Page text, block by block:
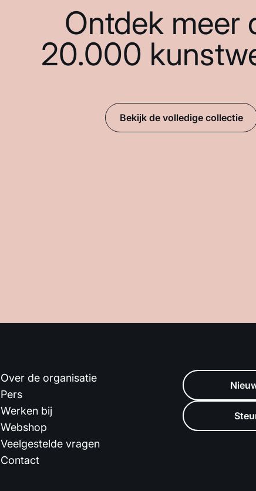
Ontdek meer
20.000
Bekijk de volledige collectie
Over de organisatie
Pers
Werken bij
Webshop
Veelgestelde vragen
Contact